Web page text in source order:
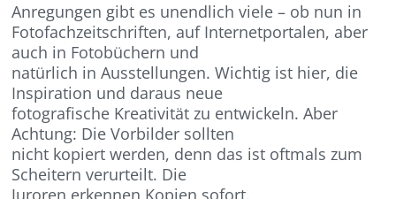
Anregungen gibt es unendlich viele – ob nun in
Fotofachzeitschriften, auf Internetportalen, aber
auch in Fotobüchern und
natürlich in Ausstellungen. Wichtig ist hier, die
Inspiration und daraus neue
fotografische Kreativität zu entwickeln. Aber
Achtung: Die Vorbilder sollten
nicht kopiert werden, denn das ist oftmals zum
Scheitern verurteilt. Die
Juroren erkennen Kopien sofort.